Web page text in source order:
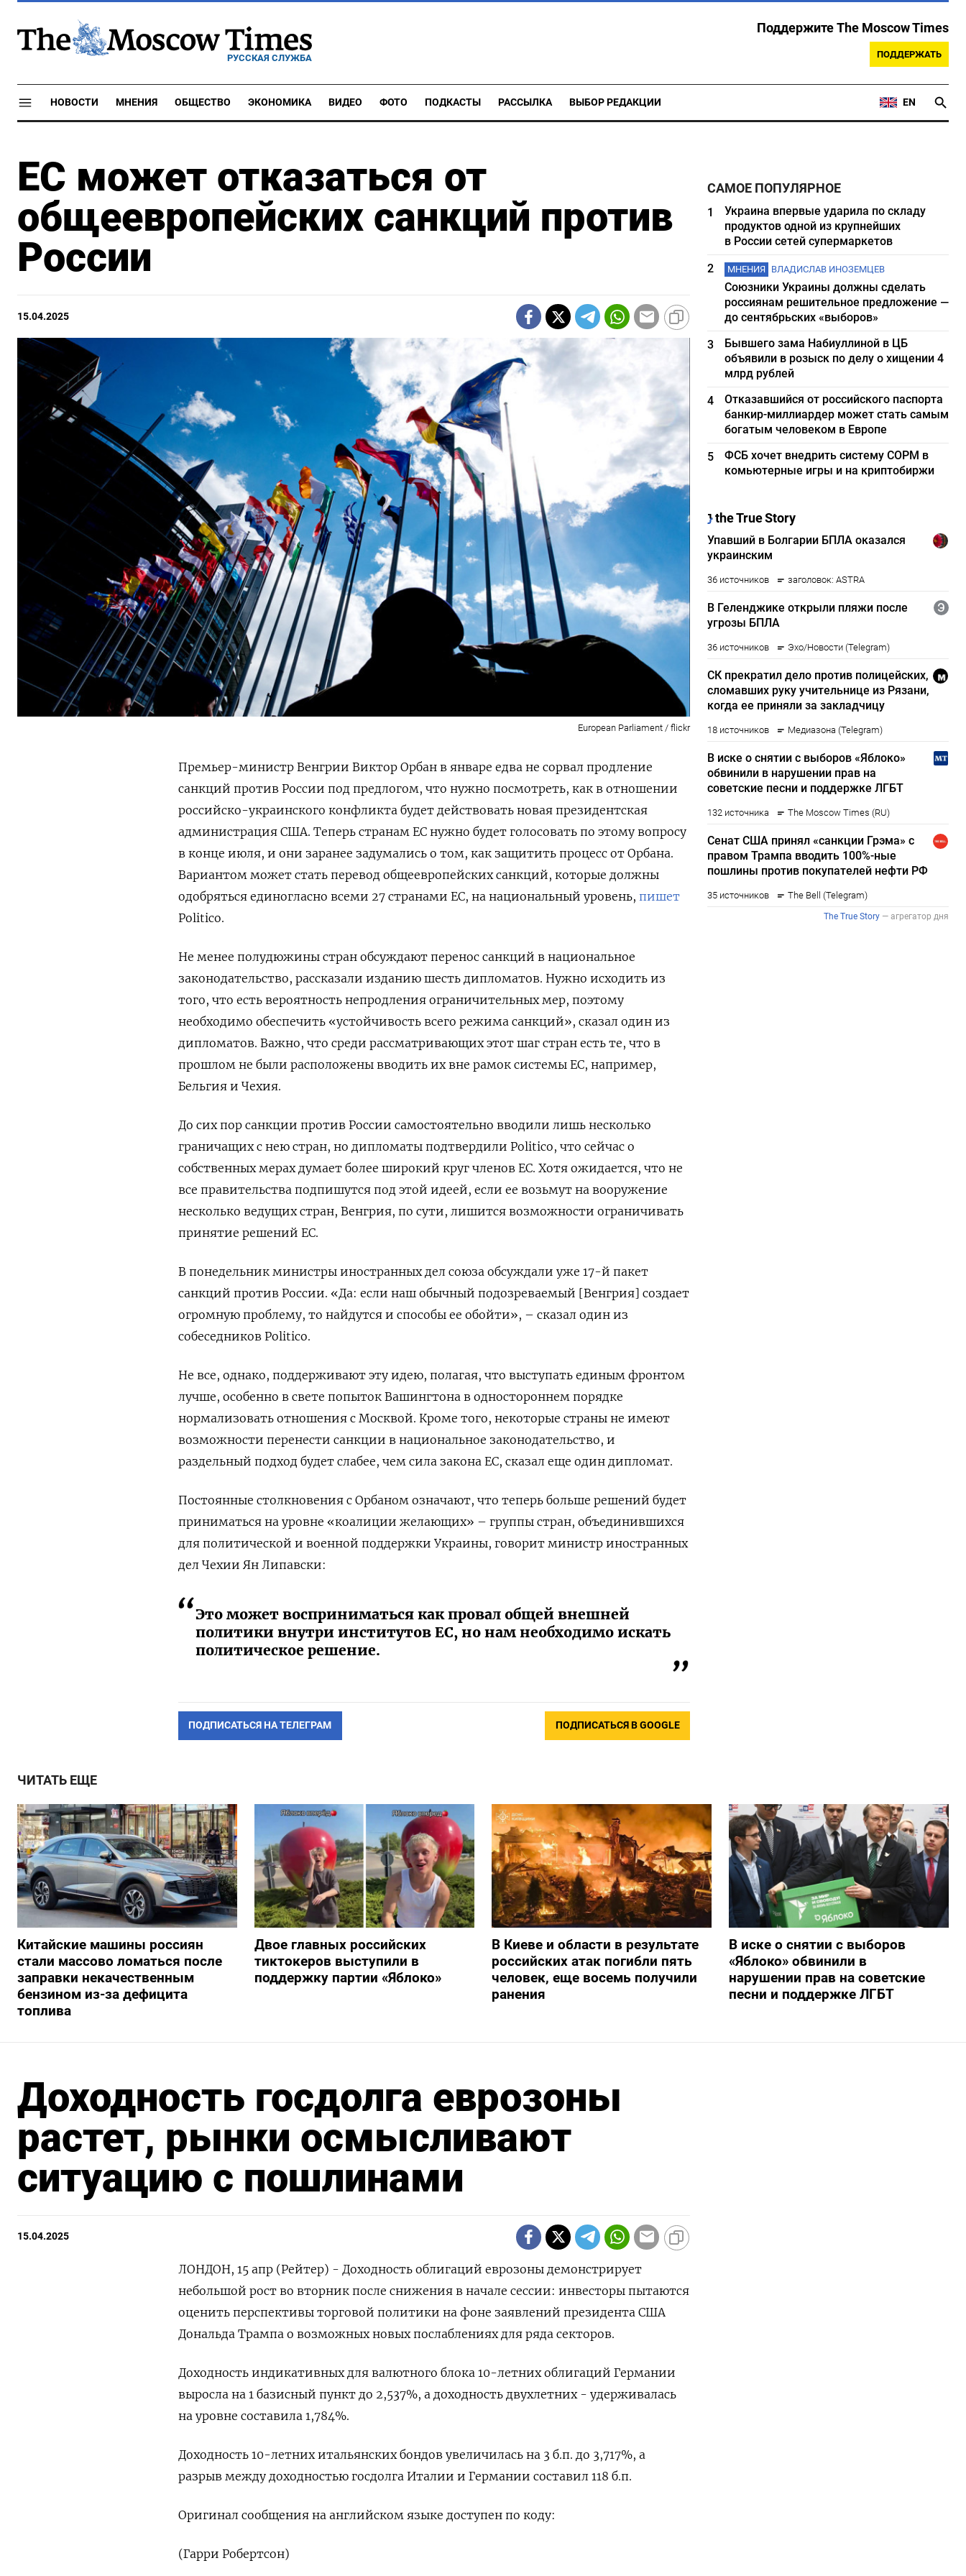
РУССКАЯ СЛУЖБА
Поддержите The Moscow Times
ПОДДЕРЖАТЬ
НОВОСТИ МНЕНИЯ ОБЩЕСТВО ЭКОНОМИКА ВИДЕО ФОТО ПОДКАСТЫ РАССЫЛКА ВЫБОР РЕДАКЦИИ EN
ЕС может отказаться от
общеевропейских санкций против
России
15.04.2025
European Parliament / flickr
Премьер-министр Венгрии Виктор Орбан в январе едва не сорвал продление
санкций против России под предлогом, что нужно посмотреть, как в отношении
российско-украинского конфликта будет действовать новая президентская
администрация США. Теперь странам ЕС нужно будет голосовать по этому вопросу
в конце июля, и они заранее задумались о том, как защитить процесс от Орбана.
Вариантом может стать перевод общеевропейских санкций, которые должны
одобряться единогласно всеми 27 странами ЕС, на национальный уровень, пишет
Politico.
Не менее полудюжины стран обсуждают перенос санкций в национальное
законодательство, рассказали изданию шесть дипломатов. Нужно исходить из
того, что есть вероятность непродления ограничительных мер, поэтому
необходимо обеспечить «устойчивость всего режима санкций», сказал один из
дипломатов. Важно, что среди рассматривающих этот шаг стран есть те, что в
прошлом не были расположены вводить их вне рамок системы ЕС, например,
Бельгия и Чехия.
До сих пор санкции против России самостоятельно вводили лишь несколько
граничащих с нею стран, но дипломаты подтвердили Politico, что сейчас о
собственных мерах думает более широкий круг членов ЕС. Хотя ожидается, что не
все правительства подпишутся под этой идеей, если ее возьмут на вооружение
несколько ведущих стран, Венгрия, по сути, лишится возможности ограничивать
принятие решений ЕС.
В понедельник министры иностранных дел союза обсуждали уже 17-й пакет
санкций против России. «Да: если наш обычный подозреваемый [Венгрия] создает
огромную проблему, то найдутся и способы ее обойти», – сказал один из
собеседников Politico.
Не все, однако, поддерживают эту идею, полагая, что выступать единым фронтом
лучше, особенно в свете попыток Вашингтона в одностороннем порядке
нормализовать отношения с Москвой. Кроме того, некоторые страны не имеют
возможности перенести санкции в национальное законодательство, и
раздельный подход будет слабее, чем сила закона ЕС, сказал еще один дипломат.
Постоянные столкновения с Орбаном означают, что теперь больше решений будет
приниматься на уровне «коалиции желающих» – группы стран, объединившихся
для политической и военной поддержки Украины, говорит министр иностранных
дел Чехии Ян Липавски:
Это может восприниматься как провал общей внешней
политики внутри институтов ЕС, но нам необходимо искать
политическое решение.
ПОДПИСАТЬСЯ НА ТЕЛЕГРАМ ПОДПИСАТЬСЯ В GOOGLE
САМОЕ ПОПУЛЯРНОЕ
1
Украина впервые ударила по складу
продуктов одной из крупнейших
в России сетей супермаркетов
2
МНЕНИЯ ВЛАДИСЛАВ ИНОЗЕМЦЕВ
Союзники Украины должны сделать
россиянам решительное предложение —
до сентябрьских «выборов»
3
Бывшего зама Набиуллиной в ЦБ
объявили в розыск по делу о хищении 4
млрд рублей
4
Отказавшийся от российского паспорта
банкир-миллиардер может стать самым
богатым человеком в Европе
5
ФСБ хочет внедрить систему СОРМ в
комьютерные игры и на криптобиржи
ЧИТАТЬ ЕЩЕ
Китайские машины россиян
стали массово ломаться после
заправки некачественным
бензином из-за дефицита
топлива
Двое главных российских
тиктокеров выступили в
поддержку партии «Яблоко»
В Киеве и области в результате
российских атак погибли пять
человек, еще восемь получили
ранения
В иске о снятии с выборов
«Яблоко» обвинили в
нарушении прав на советские
песни и поддержке ЛГБТ
Доходность госдолга еврозоны
растет, рынки осмысливают
ситуацию с пошлинами
15.04.2025
ЛОНДОН, 15 апр (Рейтер) - Доходность облигаций еврозоны демонстрирует
небольшой рост во вторник после снижения в начале сессии: инвесторы пытаются
оценить перспективы торговой политики на фоне заявлений президента США
Дональда Трампа о возможных новых послаблениях для ряда секторов.
Доходность индикативных для валютного блока 10-летних облигаций Германии
выросла на 1 базисный пункт до 2,537%, а доходность двухлетних - удерживалась
на уровне составила 1,784%.
Доходность 10-летних итальянских бондов увеличилась на 3 б.п. до 3,717%, а
разрыв между доходностью госдолга Италии и Германии составил 118 б.п.
Оригинал сообщения на английском языке доступен по коду:
(Гарри Робертсон)